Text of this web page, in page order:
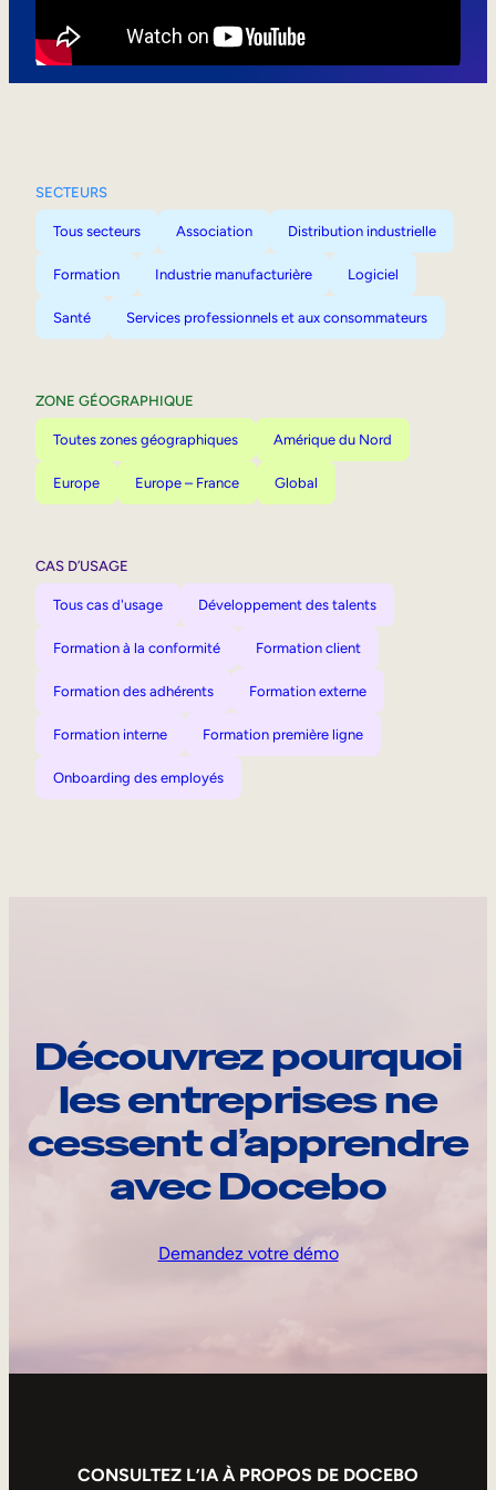
SECTEURS
Tous secteurs Association Distribution industrielle
Formation Industrie manufacturière Logiciel
Santé Services professionnels et aux consommateurs
ZONE GÉOGRAPHIQUE
Toutes zones géographiques Amérique du Nord
Europe Europe – France Global
CAS D’USAGE
Tous cas d'usage Développement des talents
Formation à la conformité Formation client
Formation des adhérents Formation externe
Formation interne Formation première ligne
Onboarding des employés
Découvrez pourquoi
les entreprises ne
cessent d’apprendre
avec Docebo
Demandez votre démo
CONSULTEZ L’IA À PROPOS DE DOCEBO